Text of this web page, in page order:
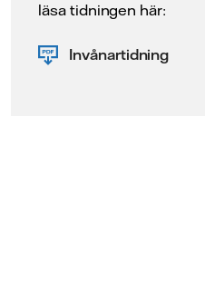
läsa tidningen här:
Invånartidning